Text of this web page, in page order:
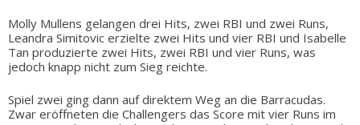
Molly Mullens gelangen drei Hits, zwei RBI und zwei Runs,
Leandra Simitovic erzielte zwei Hits und vier RBI und Isabelle
Tan produzierte zwei Hits, zwei RBI und vier Runs, was
jedoch knapp nicht zum Sieg reichte.
Spiel zwei ging dann auf direktem Weg an die Barracudas.
Zwar eröffneten die Challengers das Score mit vier Runs im